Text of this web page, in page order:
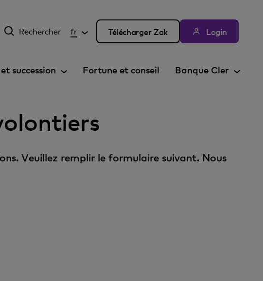
Rechercher fr Télécharger Zak Login
succession Fortune et conseil Banque Cler
Veuillez remplir le formulaire suivant. Nous